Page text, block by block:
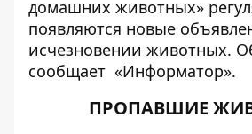
домашних животных»
появляются новые
исчезновении животных.
сообщает «Информатор».
ПРОПАВШИЕ